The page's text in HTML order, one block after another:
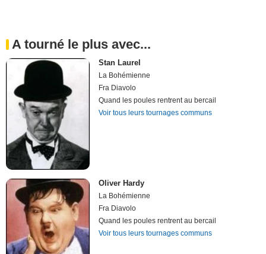
A tourné le plus avec...
Stan Laurel
La Bohémienne
Fra Diavolo
Quand les poules rentrent au bercail
Voir tous leurs tournages communs
Oliver Hardy
La Bohémienne
Fra Diavolo
Quand les poules rentrent au bercail
Voir tous leurs tournages communs